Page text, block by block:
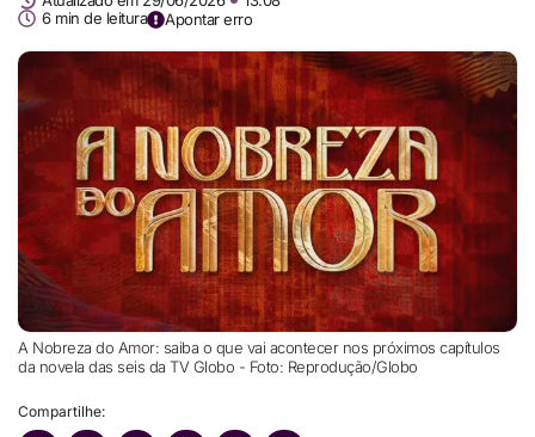
6 min de leitura
Apontar erro
A Nobreza do Amor: saiba o que vai acontecer nos próximos capítulos
da novela das seis da TV Globo - Foto: Reprodução/Globo
Compartilhe: